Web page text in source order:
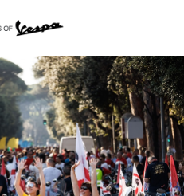
Vai al contenuto principale